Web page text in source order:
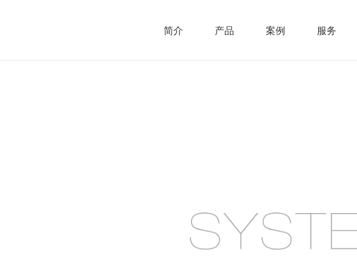
简介 产品 案例 服务